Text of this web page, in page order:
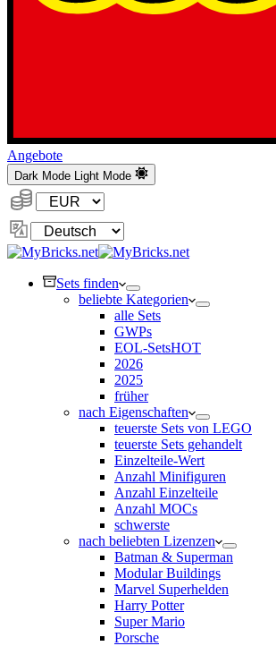
Angebote
Dark Mode Light Mode
Währung:
Sprache
ändern
Sets finden
beliebte Kategorien
alle Sets
GWPs
EOL-SetsHOT
2026
2025
früher
nach Eigenschaften
teuerste Sets von LEGO
teuerste Sets gehandelt
Einzelteile-Wert
Anzahl Minifiguren
Anzahl Einzelteile
Anzahl MOCs
schwerste
nach beliebten Lizenzen
Batman & Superman
Modular Buildings
Marvel Superhelden
Harry Potter
Super Mario
Porsche